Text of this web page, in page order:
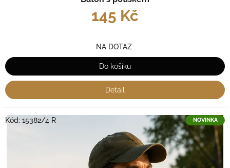
145 Kč
NA DOTAZ
Do košíku
Detail
NOVINKA
Kód: 15382/4 R